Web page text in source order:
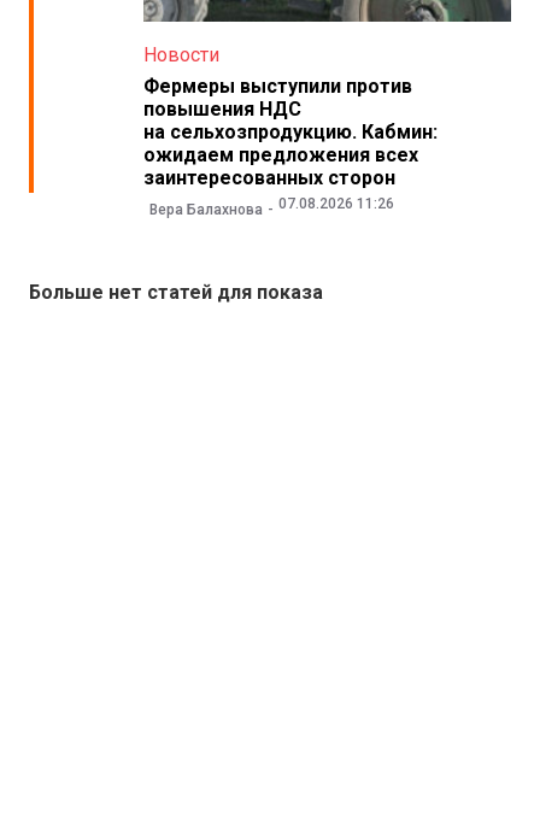
Новости
Фермеры выступили против
повышения НДС
на сельхозпродукцию. Кабмин:
ожидаем предложения всех
заинтересованных сторон
Вера Балахнова 07.08.2026 11:26
Больше нет статей для показа